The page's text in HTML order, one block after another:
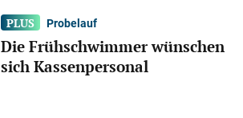
Probelauf
Die Frühschwimmer wünschen
sich Kassenpersonal